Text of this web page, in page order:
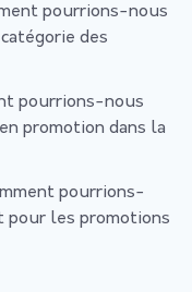
pourrions-nous
des
pourrions-nous
promotion dans la
pourrions-
pour les promotions